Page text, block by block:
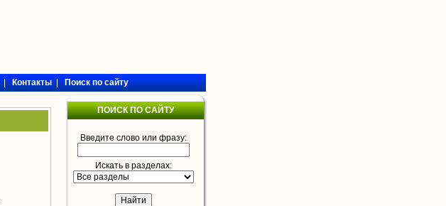
Контакты|Поиск по сайту
ПОИСК ПО САЙТУ
Введите слово или фразу:
Искать в разделах: